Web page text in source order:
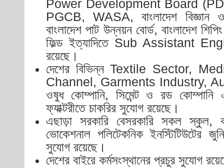
Power Development Board
PGCB, WASA, বাংলাদেশ বিজ্ঞান
বাংলাদেশ পাট উন্নয়ন বোর্ড, বাংলাদেশ
ফিল্ড ইত্যাদিতে Sub Assistant
রয়েছে।
দেশের বিভিন্ন Textile Sector,
Channel, Garments Industry,
ওষুধ কোম্পানি, সিমেন্ট ও রড কোম্পানি
ফ্যাক্টরীতে চাকরির সুযোগ রয়েছে।
এছাড়া সরকারি বেসরকারি সকল স্কুল,
ভোকেশনাল পলিটেকনিক ইনস্টিটিউটের
সুযোগ রয়েছে।
দেশের বাইরে কর্মসংস্থানের প্রচুর সুযোগ